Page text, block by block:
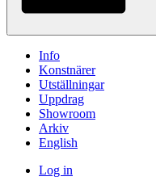
Info
Konstnärer
Utställningar
Uppdrag
Showroom
Arkiv
English
Log in